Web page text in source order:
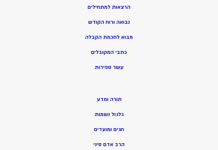
הרצאות למתחילים
נבואה ורוח הקודש
מבוא לחכמת הקבלה
כתבי המקובלים
עשר ספירות
תורה ומדע
גלגול נשמות
חגים ומועדים
הרב אדם סיני